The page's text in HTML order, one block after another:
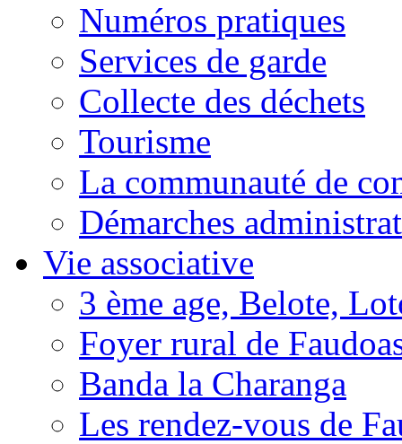
Numéros pratiques
Services de garde
Collecte des déchets
Tourisme
La communauté de
Démarches
Vie associative
3 ème age, Belote,
Foyer rural de
Banda la Charanga
Les rendez-vous de